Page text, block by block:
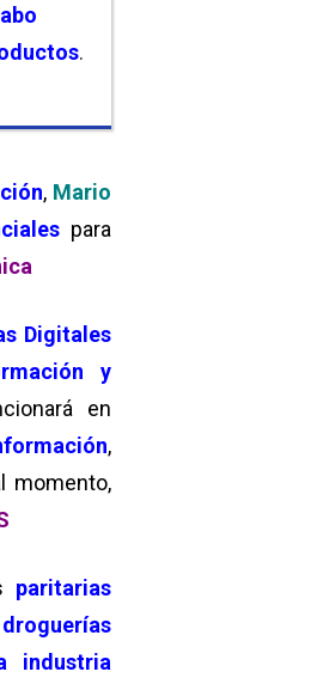
.
, Mario
para
Digitales
y
en
,
momento,
paritarias
droguerías
industria